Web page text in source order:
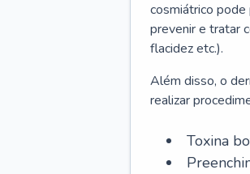
cosmiátrico
prevenir e tratar
flacidez etc.).
Além disso, o
realizar
Toxina